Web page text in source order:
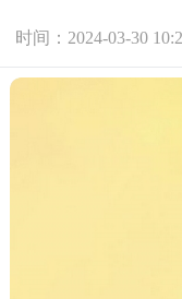
时间：2024-03-30